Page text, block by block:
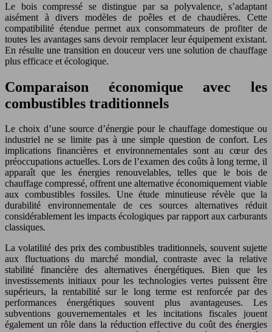
Le bois compressé se distingue par sa polyvalence, s’adaptant
aisément à divers modèles de poêles et de chaudières. Cette
compatibilité étendue permet aux consommateurs de profiter de
toutes les avantages sans devoir remplacer leur équipement existant.
En résulte une transition en douceur vers une solution de chauffage
plus efficace et écologique.
Comparaison économique avec les
combustibles traditionnels
Le choix d’une source d’énergie pour le chauffage domestique ou
industriel ne se limite pas à une simple question de confort. Les
implications financières et environnementales sont au cœur des
préoccupations actuelles. Lors de l’examen des coûts à long terme, il
apparaît que les énergies renouvelables, telles que le bois de
chauffage compressé, offrent une alternative économiquement viable
aux combustibles fossiles. Une étude minutieuse révèle que la
durabilité environnementale de ces sources alternatives réduit
considérablement les impacts écologiques par rapport aux carburants
classiques.
La volatilité des prix des combustibles traditionnels, souvent sujette
aux fluctuations du marché mondial, contraste avec la relative
stabilité financière des alternatives énergétiques. Bien que les
investissements initiaux pour les technologies vertes puissent être
supérieurs, la rentabilité sur le long terme est renforcée par des
performances énergétiques souvent plus avantageuses. Les
subventions gouvernementales et les incitations fiscales jouent
également un rôle dans la réduction effective du coût des énergies